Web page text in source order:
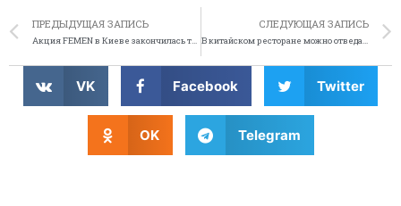
ПРЕДЫДУЩАЯ ЗАПИСЬ
Акция FEMEN в Киеве закончилась трагически
СЛЕДУЮЩАЯ ЗАПИСЬ
В китайском ресторане можно отведать лапшу с мышами
VK Facebook Twitter
OK Telegram